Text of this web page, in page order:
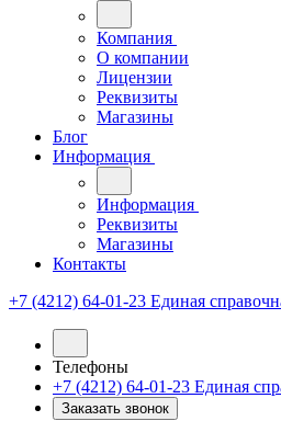
Компания
О компании
Лицензии
Реквизиты
Магазины
Блог
Информация
Информация
Реквизиты
Магазины
Контакты
+7 (4212) 64-01-23 Единая
Телефоны
+7 (4212) 64-01-23 Единая
Заказать звонок